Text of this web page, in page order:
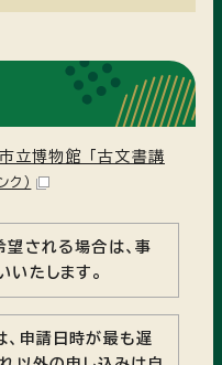
立博物館 「古文書講
ク）
望される場合は、事
たします。
、申請日時が最も遅